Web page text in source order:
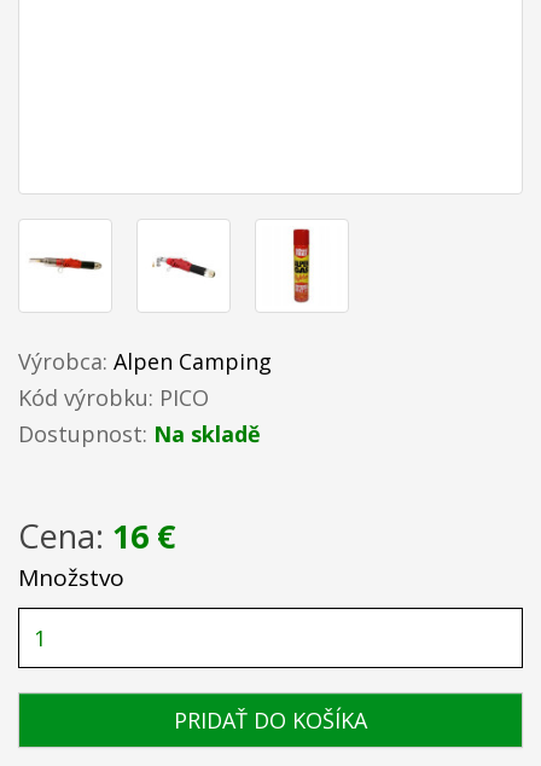
Výrobca: Alpen Camping
Kód výrobku: PICO
Dostupnost: Na skladě
Cena: 16 €
Množstvo
PRIDAŤ DO KOŠÍKA